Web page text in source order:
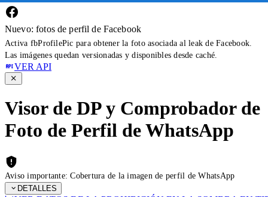
Nuevo: fotos de perfil de Facebook
Activa fbProfilePic para obtener la foto asociada al leak de Facebook.
Las imágenes quedan versionadas y disponibles desde caché.
VER API
Visor de DP y Comprobador de
Foto de Perfil de WhatsApp
Aviso importante: Cobertura de la imagen de perfil de WhatsApp
DETALLES